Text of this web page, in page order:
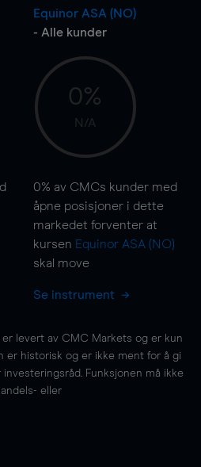
Equinor ASA (NO)
- Alle kunder
0%
N/A
0% av CMCs kunder med
åpne posisjoner i dette
markedet forventer at
kursen Equinor ASA (NO)
skal move
Se instrument
levert av CMC Markets og er kun
er historisk og er ikke ment for å gi
Funksjonen må ikke
eller